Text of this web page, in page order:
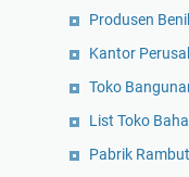
Produsen
Kantor
Toko
List Toko
Pabrik